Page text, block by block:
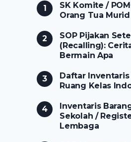
SK Komite /
Orang Tua
SOP Pijakan
(Recalling):
Bermain Apa
Daftar Inventaris
Ruang Kelas
Inventaris
Sekolah /
Lembaga